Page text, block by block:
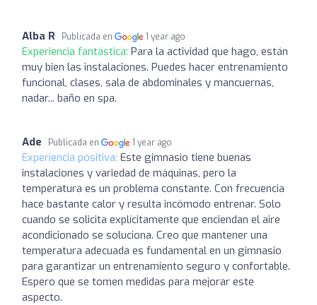
Alba R Publicada en 1 year ago
Experiencia fantástica: Para la actividad que hago, están
muy bien las instalaciones. Puedes hacer entrenamiento
funcional, clases, sala de abdominales y mancuernas,
nadar... baño en spa.
Ade Publicada en 1 year ago
Experiencia positiva: Este gimnasio tiene buenas
instalaciones y variedad de máquinas, pero la
temperatura es un problema constante. Con frecuencia
hace bastante calor y resulta incómodo entrenar. Solo
cuando se solicita explícitamente que enciendan el aire
acondicionado se soluciona. Creo que mantener una
temperatura adecuada es fundamental en un gimnasio
para garantizar un entrenamiento seguro y confortable.
Espero que se tomen medidas para mejorar este
aspecto.